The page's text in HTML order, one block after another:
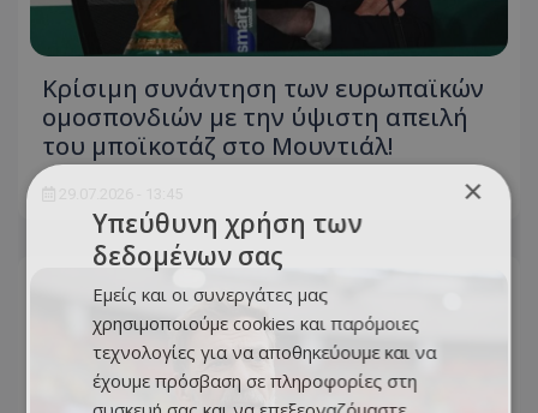
Κρίσιμη συνάντηση των ευρωπαϊκών
ομοσπονδιών με την ύψιστη απειλή
του μποϊκοτάζ στο Μουντιάλ!
×
Υπεύθυνη χρήση των
δεδομένων σας
Εμείς και οι συνεργάτες μας
χρησιμοποιούμε cookies και παρόμοιες
τεχνολογίες για να αποθηκεύουμε και να
έχουμε πρόσβαση σε πληροφορίες στη